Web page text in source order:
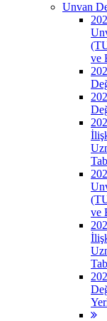
Unvan
ve
ve